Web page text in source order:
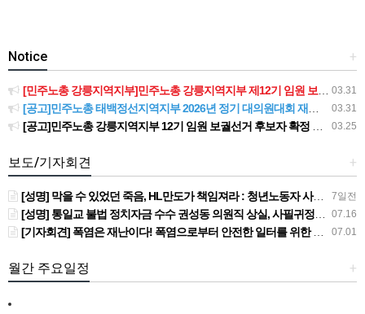
+
Notice
03.31
[민주노총 강릉지역지부]민주노총 강릉지역지부 제12기 임원 보궐선거결과 공고
03.31
[공고]민주노총 태백정선지역지부 2026년 정기 대의원대회 재소집 건
03.25
[공고]민주노총 강릉지역지부 12기 임원 보궐선거 후보자 확정 공고
+
보도/기자회견
7일전
[성명] 막을 수 있었던 죽음, HL만도가 책임져라 : 청년노동자 사망사고의 철저한 진상규명과 재발방지 대책 마련하라
07.16
[성명] 통일교 불법 정치자금 수수 권성동 의원직 상실, 사필귀정이다
07.01
[기자회견] 폭염은 재난이다! 폭염으로부터 안전한 일터를 위한 민주노총 강원지역본부 폭염감시단 선포 기자회견
+
월간 주요일정